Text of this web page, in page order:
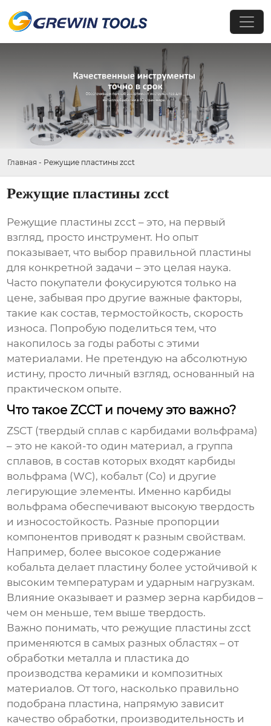
Главная - Режущие пластины zcct
Режущие пластины zcct
Режущие пластины zcct – это, на первый
взгляд, просто инструмент. Но опыт
показывает, что выбор правильной пластины
для конкретной задачи – это целая наука.
Часто покупатели фокусируются только на
цене, забывая про другие важные факторы,
такие как состав, термостойкость, скорость
износа. Попробую поделиться тем, что
накопилось за годы работы с этими
материалами. Не претендую на абсолютную
истину, просто личный взгляд, основанный на
практическом опыте.
Что такое ZCCT и почему это важно?
ZSCT (твердый сплав с карбидами вольфрама)
– это не какой-то один материал, а группа
сплавов, в состав которых входят карбиды
вольфрама (WC), кобальт (Co) и другие
легирующие элементы. Именно карбиды
вольфрама обеспечивают высокую твердость
и износостойкость. Разные пропорции
компонентов приводят к разным свойствам.
Например, более высокое содержание
кобальта делает пластину более устойчивой к
высоким температурам и ударным нагрузкам.
Влияние оказывает и размер зерна карбидов –
чем он меньше, тем выше твердость.
Важно понимать, что режущие пластины zcct
применяются в самых разных областях – от
обработки металла и пластика до
производства керамики и композитных
материалов. От того, насколько правильно
подобрана пластина, напрямую зависит
качество обработки, производительность и